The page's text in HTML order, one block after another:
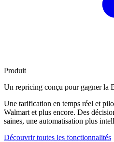
Produit
Un repricing conçu pour gagner la
Une tarification en temps réel et
Walmart et plus encore. Des
saines, une automatisation plus
Découvrir toutes les fonctionnalités